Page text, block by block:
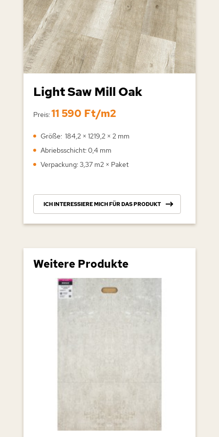
Light Saw Mill Oak
Preis:11 590 Ft/m2
Größe: 184,2 × 1219,2 × 2 mm
Abriebsschicht: 0,4 mm
Verpackung: 3,37 m2 × Paket
ICH INTERESSIERE MICH FÜR DAS PRODUKT
Weitere Produkte